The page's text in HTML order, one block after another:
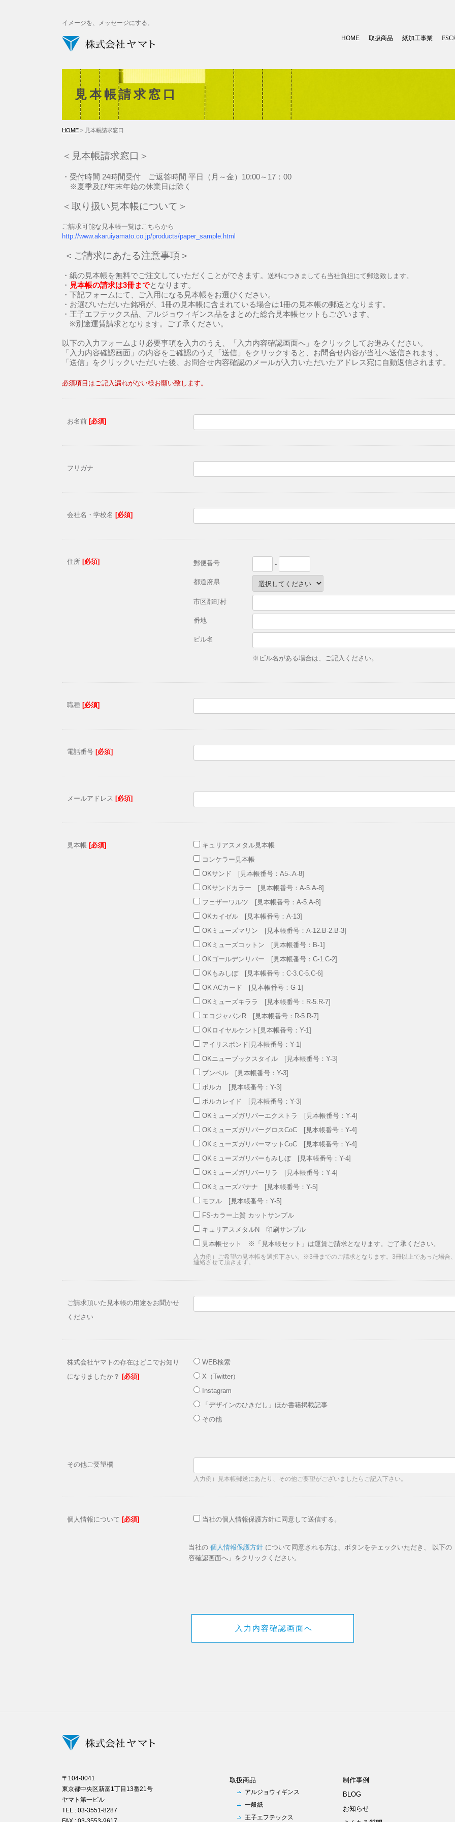
イメージを、メッセージにする。
HOME 取扱商品 紙加工事業
見本帳請求窓口
HOME > 見本帳請求窓口
＜見本帳請求窓口＞
・受付時間 24時間受付 ご返答時間 平日（月～金）10:00～17：00
※夏季及び年末年始の休業日は除く
＜取り扱い見本帳について＞
ご請求可能な見本帳一覧はこちらから
http://www.akaruiyamato.co.jp/products/paper_sample.html
＜ご請求にあたる注意事項＞
・紙の見本帳を無料でご注文していただくことができます。 送料につきましても当社負担にて郵送致します。
・ 見本帳の請求は3冊までとなります。
・下記フォームにて、ご入用になる見本帳をお選びください。
・お選びいただいた銘柄が、1冊の見本帳に含まれている場合は1冊の見本帳の郵送となります。
・王子エフテックス品、アルジョウィギンス品をまとめた総合見本帳セットもございます。
※別途運賃請求となります。ご了承ください。
以下の入力フォームより必要事項を入力のうえ、「入力内容確認画面へ」をクリックしてお進みください。
「入力内容確認画面」の内容をご確認のうえ「送信」をクリックすると、お問合せ内容が当社へ送信されます。
「送信」をクリックいただいた後、お問合せ内容確認のメールが入力いただいたアドレス宛に自動返信されます。
必須項目はご記入漏れがない様お願い致します。
お名前 [必須]
フリガナ
会社名・学校名 [必須]
住所 [必須] 郵便番号 -
都道府県
市区郡町村
番地
ビル名
※ビル名がある場合は、ご記入ください。
職種 [必須]
電話番号 [必須]
メールアドレス [必須]
見本帳 [必須]
キュリアスメタル見本帳
コンケラー見本帳
OKサンド [見本帳番号：A5-.A-8]
OKサンドカラー [見本帳番号：A-5.A-8]
フェザーワルツ [見本帳番号：A-5.A-8]
OKカイゼル [見本帳番号：A-13]
OKミューズマリン [見本帳番号：A-12.B-2.B-3]
OKミューズコットン [見本帳番号：B-1]
OKゴールデンリバー [見本帳番号：C-1.C-2]
OKもみしぼ [見本帳番号：C-3.C-5.C-6]
OK ACカード [見本帳番号：G-1]
OKミューズキララ [見本帳番号：R-5.R-7]
エコジャパンR [見本帳番号：R-5.R-7]
OKロイヤルケント[見本帳番号：Y-1]
アイリスボンド[見本帳番号：Y-1]
OKニューブックスタイル [見本帳番号：Y-3]
ブンペル [見本帳番号：Y-3]
ポルカ [見本帳番号：Y-3]
ポルカレイド [見本帳番号：Y-3]
OKミューズガリバーエクストラ [見本帳番号：Y-4]
OKミューズガリバーグロスCoC [見本帳番号：Y-4]
OKミューズガリバーマットCoC [見本帳番号：Y-4]
OKミューズガリバーもみしぼ [見本帳番号：Y-4]
OKミューズガリバーリラ [見本帳番号：Y-4]
OKミューズバナナ [見本帳番号：Y-5]
モフル [見本帳番号：Y-5]
FS-カラー上質 カットサンプル
キュリアスメタルN 印刷サンプル
見本帳セット ※「見本帳セット」は運賃ご請求となります。ご了承ください。
入力例）ご希望の見本帳を選択下さい。※3冊までのご請求となります。3冊以上であった場合
連絡させて頂きます。
ご請求頂いた見本帳の用途をお聞かせ
ください
株式会社ヤマトの存在はどこでお知り
になりましたか？ [必須]
WEB検索
X（Twitter）
Instagram
「デザインのひきだし」ほか書籍掲載記事
その他
その他ご要望欄
入力例）見本帳郵送にあたり、その他ご要望がございましたらご記入下さい。
個人情報について [必須] 当社の個人情報保護方針に同意して送信する。
当社の 個人情報保護方針 について同意される方は、ボタンをチェックいただき、 以下の
容確認画面へ」をクリックください。
〒104-0041
東京都中央区新富1丁目13番21号
ヤマト第一ビル
TEL : 03-3551-8287
取扱商品
アルジョウィギンス
一般紙
王子エフテックス
制作事例
BLOG
お知らせ